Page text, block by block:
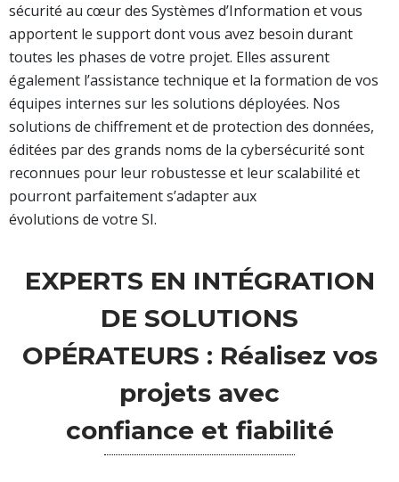
sécurité au cœur des Systèmes d’Information et vous
apportent le support dont vous avez besoin durant
toutes les phases de votre projet. Elles assurent
également l’assistance technique et la formation de vos
équipes internes sur les solutions déployées. Nos
solutions de chiffrement et de protection des données,
éditées par des grands noms de la cybersécurité sont
reconnues pour leur robustesse et leur scalabilité et
pourront parfaitement s’adapter aux
évolutions de votre SI.
EXPERTS EN INTÉGRATION
DE SOLUTIONS
OPÉRATEURS : Réalisez vos
projets avec
confiance et fiabilité